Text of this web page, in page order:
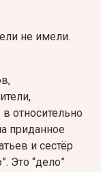
не имели.
относительно
приданное
и сестёр
Это “дело”